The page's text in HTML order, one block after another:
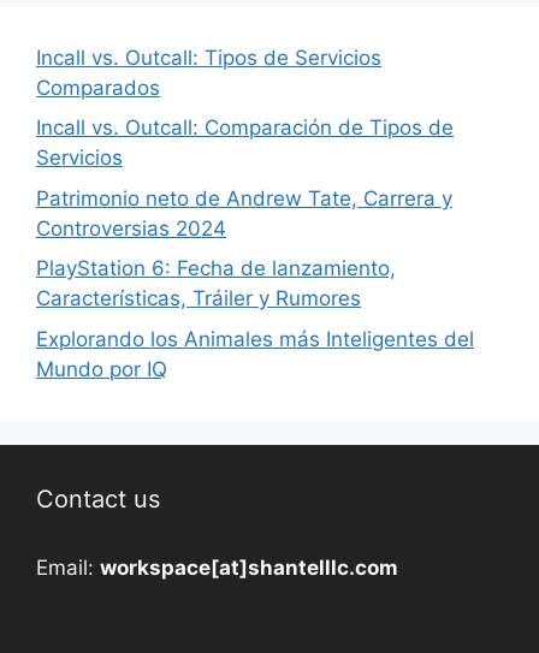
Incall vs. Outcall: Tipos de Servicios
Comparados
Incall vs. Outcall: Comparación de Tipos de
Servicios
Patrimonio neto de Andrew Tate, Carrera y
Controversias 2024
PlayStation 6: Fecha de lanzamiento,
Características, Tráiler y Rumores
Explorando los Animales más Inteligentes del
Mundo por IQ
Contact us
Email: workspace[at]shantelllc.com